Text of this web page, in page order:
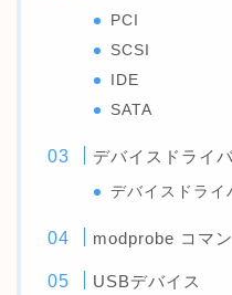
PCI
SCSI
IDE
SATA
デバイスドライ
デバイスドライ
modprobe コマ
USBデバイス